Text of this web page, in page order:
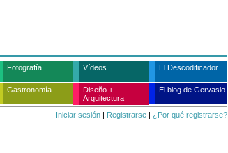
Fotografía Vídeos El Descodificador
Gastronomía
Diseño +
Arquitectura
El blog de Gervasio
Iniciar sesión | Registrarse | ¿Por qué registrarse?